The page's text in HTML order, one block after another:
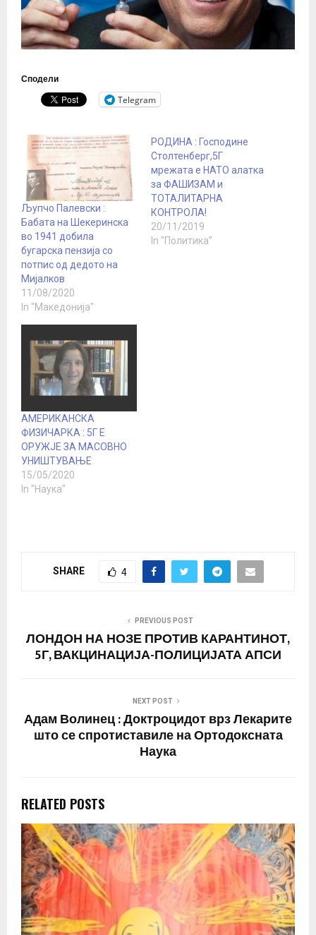
Сподели
Telegram
Љупчо Палевски :
Бабата на Шекеринска
во 1941 добила
бугарска пензија со
потпис од дедото на
Мијалков
11/08/2020
In "Македонија"
РОДИНА : Господине
Столтенберг,5Г
мрежата е НАТО алатка
за ФАШИЗАМ и
ТОТАЛИТАРНА
КОНТРОЛА!
20/11/2019
In "Политика"
АМЕРИКАНСКА
ФИЗИЧАРКА : 5Г Е
ОРУЖЈЕ ЗА МАСОВНО
УНИШТУВАЊЕ
15/05/2020
In "Наука"
SHARE 4
PREVIOUS POST
ЛОНДОН НА НОЗЕ ПРОТИВ КАРАНТИНОТ,
5Г, ВАКЦИНАЦИЈА-ПОЛИЦИЈАТА АПСИ
NEXT POST
Адам Волинец : Доктроцидот врз Лекарите
што се спротиставиле на Ортодоксната
Наука
RELATED POSTS